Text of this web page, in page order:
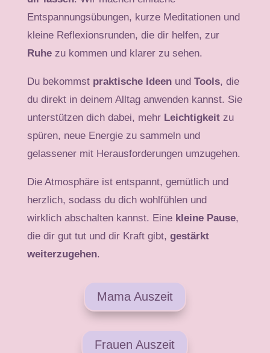
Entspannungsübungen, kurze Meditationen und
kleine Reflexionsrunden, die dir helfen, zur
Ruhezu kommen und klarer zu sehen.
Du bekommst praktische Ideenund Tools, die
du direkt in deinem Alltag anwenden kannst. Sie
unterstützen dich dabei, mehr Leichtigkeitzu
spüren, neue Energie zu sammeln und
gelassener mit Herausforderungen umzugehen.
Die Atmosphäre ist entspannt, gemütlich und
herzlich, sodass du dich wohlfühlen und
wirklich abschalten kannst. Eine kleine Pause,
die dir gut tut und dir Kraft gibt, gestärkt
weiterzugehen.
Mama Auszeit
Frauen Auszeit